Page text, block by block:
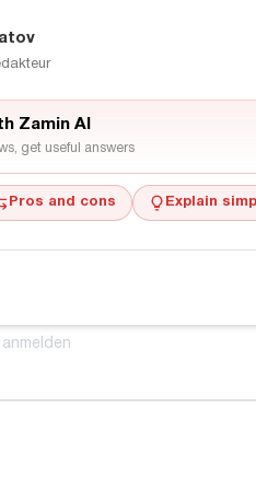
Zamin AI
get useful answers
Pros and cons Explain